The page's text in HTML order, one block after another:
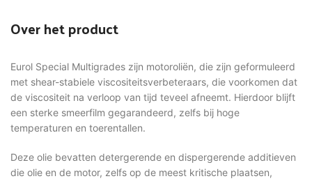
Over het product
Eurol Special Multigrades zijn motoroliën, die zijn geformuleerd
met shear-stabiele viscositeitsverbeteraars, die voorkomen dat
de viscositeit na verloop van tijd teveel afneemt. Hierdoor blijft
een sterke smeerfilm gegarandeerd, zelfs bij hoge
temperaturen en toerentallen.
Deze olie bevatten detergerende en dispergerende additieven
die olie en de motor, zelfs op de meest kritische plaatsen,